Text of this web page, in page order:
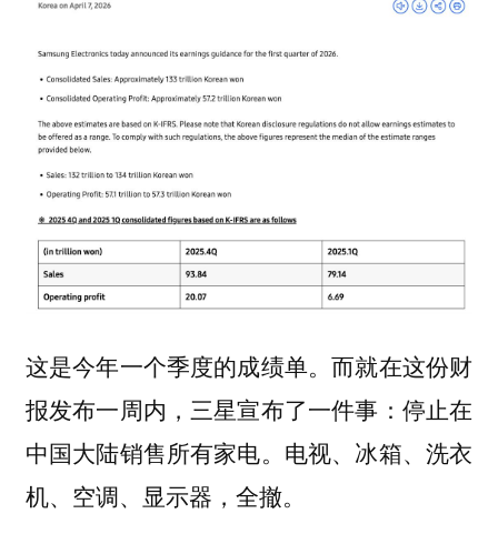
这是今年一个季度的成绩单。而就在这份财
报发布一周内，三星宣布了一件事：停止在
中国大陆销售所有家电。电视、冰箱、洗衣
机、空调、显示器，全撤。